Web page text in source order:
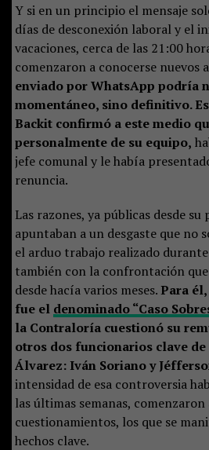
Y si en un principio el mensaje
días de desconexión laboral y el
vacaciones, cerca de las 21:00
comenzaron a conocerse nuevos
enviado por WhatsApp podría
momentáneo, sino definitivo.
Backit confirmó a este medio
personalmente de su equipo,
jefe comunal y le había
renuncia.
Las razones, ya públicas desde su
apuntaban a un desgaste que no
el arduo trabajo realizado
también con la confrontación
desde hacía varios meses. Para
fue el denominado “Caso
la Contraloría cuestionó su
otros dos funcionarios clave
Álvarez: Iván Soriano y
intensidad de esa controversia
las últimas semanas,
cuestionamientos, los que se
hechos clave.